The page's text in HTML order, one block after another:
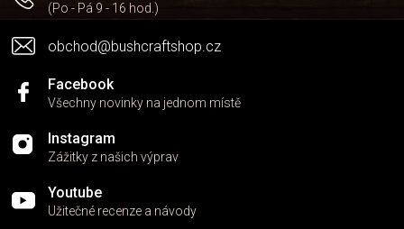
(Po - Pá 9 - 16 hod.)
obchod@bushcraftshop.cz
Facebook
Všechny novinky na jednom místě
Instagram
Zážitky z našich výprav
Youtube
Užitečné recenze a návody